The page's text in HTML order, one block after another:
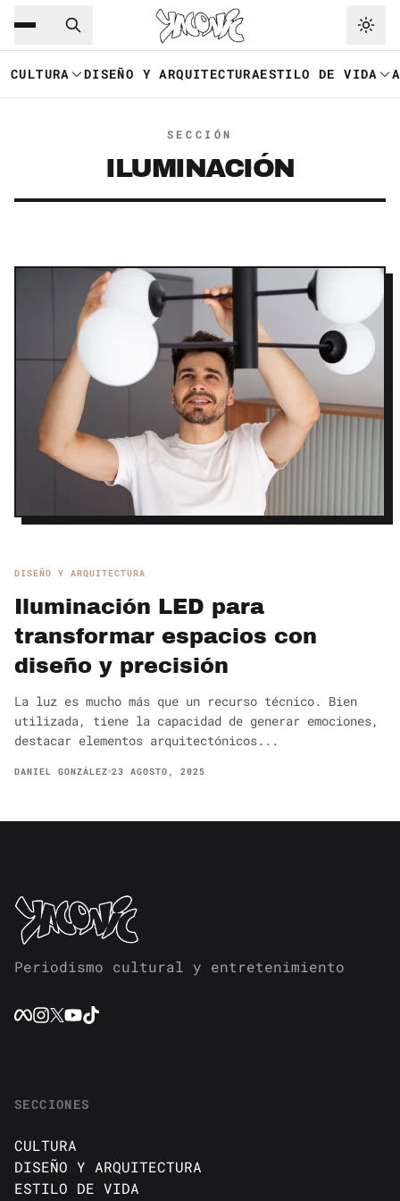
Saltar al contenido principal
CULTURA DISEÑO Y ARQUITECTURAESTILO DE VIDA
SECCIÓN
ILUMINACIÓN
DISEÑO Y ARQUITECTURA
Iluminación LED para
transformar espacios con
diseño y precisión
La luz es mucho más que un recurso técnico. Bien
utilizada, tiene la capacidad de generar emociones,
destacar elementos arquitectónicos...
DANIEL GONZÁLEZ 23 AGOSTO, 2025
Periodismo cultural y entretenimiento
SECCIONES
CULTURA
DISEÑO Y ARQUITECTURA
ESTILO DE VIDA